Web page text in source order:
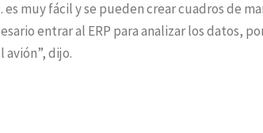
es muy fácil y se pueden crear cuadros de
entrar al ERP para analizar los datos,
avión”, dijo.